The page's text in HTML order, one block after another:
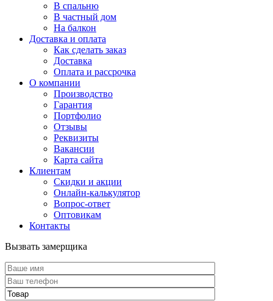
В спальню
В частный дом
На балкон
Доставка и оплата
Как сделать заказ
Доставка
Оплата и рассрочка
О компании
Производство
Гарантия
Портфолио
Отзывы
Реквизиты
Вакансии
Карта сайта
Клиентам
Скидки и акции
Онлайн-калькулятор
Вопрос-ответ
Оптовикам
Контакты
Вызвать замерщика